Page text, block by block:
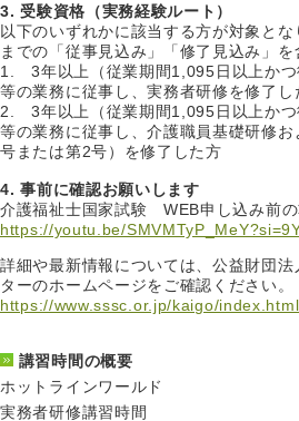
3. 受験資格（実務経験ルート）
以下のいずれかに該当する方が対象と
までの「従事見込み」「修了見込み」を
1. 3年以上（従業期間1,095日以上か
等の業務に従事し、実務者研修を修了し
2. 3年以上（従業期間1,095日以上か
等の業務に従事し、介護職員基礎研修お
号または第2号）を修了した方
4. 事前に確認お願いします
介護福祉士国家試験 WEB申し込み前
https://youtu.be/
詳細や最新情報については、公益財団
ターのホームページをご確認ください。
https://www.sssc.or.jp/kaigo/index.html
講習時間の概要
ホットラインワールド
実務者研修講習時間